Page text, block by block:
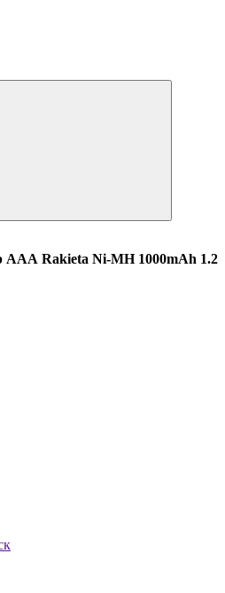
ААА Rakieta Ni-MH 1000mAh 1.2